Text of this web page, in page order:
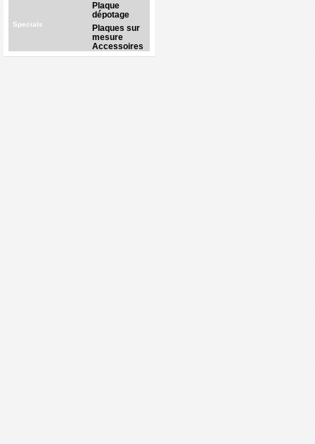
Plaque
dépotage
Specials
Plaques sur
mesure
Accessoires